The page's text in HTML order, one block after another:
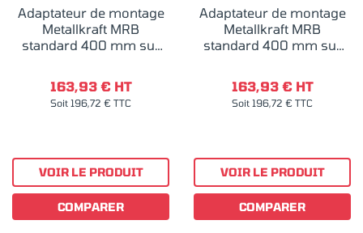
Adaptateur de montage
Metallkraft MRB
standard 400 mm sur
163,93 € HT
Soit 196,72 € TTC
VOIR LE PRODUIT
COMPARER
Adaptateur de montage
Metallkraft MRB
standard 400 mm sur
163,93 € HT
Soit 196,72 € TTC
VOIR LE PRODUIT
COMPARER